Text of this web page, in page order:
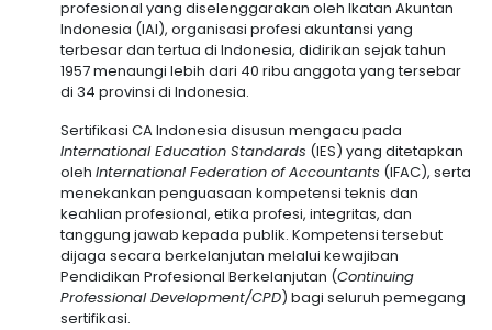
profesional yang diselenggarakan oleh Ikatan Akuntan
Indonesia (IAI), organisasi profesi akuntansi yang
terbesar dan tertua di Indonesia, didirikan sejak tahun
1957 menaungi lebih dari 40 ribu anggota yang tersebar
di 34 provinsi di Indonesia.
Sertifikasi CA Indonesia disusun mengacu pada
International Education Standards (IES) yang ditetapkan
oleh International Federation of Accountants (IFAC), serta
menekankan penguasaan kompetensi teknis dan
keahlian profesional, etika profesi, integritas, dan
tanggung jawab kepada publik. Kompetensi tersebut
dijaga secara berkelanjutan melalui kewajiban
Pendidikan Profesional Berkelanjutan (Continuing
Professional Development/CPD) bagi seluruh pemegang
sertifikasi.